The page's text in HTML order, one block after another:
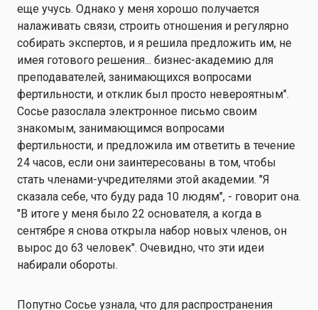
еще учусь. Однако у меня хорошо получается
налаживать связи, строить отношения и регулярно
собирать экспертов, и я решила предложить им, не
имея готового решения... бизнес-академию для
преподавателей, занимающихся вопросами
фертильности, и отклик был просто невероятным".
Сосье разослала электронное письмо своим
знакомым, занимающимся вопросами
фертильности, и предложила им ответить в течение
24 часов, если они заинтересованы в том, чтобы
стать членами-учредителями этой академии. "Я
сказала себе, что буду рада 10 людям", - говорит она.
"В итоге у меня было 22 основателя, а когда в
сентябре я снова открыла набор новых членов, он
вырос до 63 человек". Очевидно, что эти идеи
набирали обороты.
Попутно Сосье узнала, что для распространения